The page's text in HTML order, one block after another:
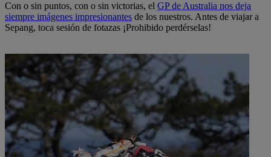
Con o sin puntos, con o sin victorias, el GP de Australia nos deja
siempre imágenes impresionantes de los nuestros. Antes de viajar a
Sepang, toca sesión de fotazas ¡Prohibido perdérselas!